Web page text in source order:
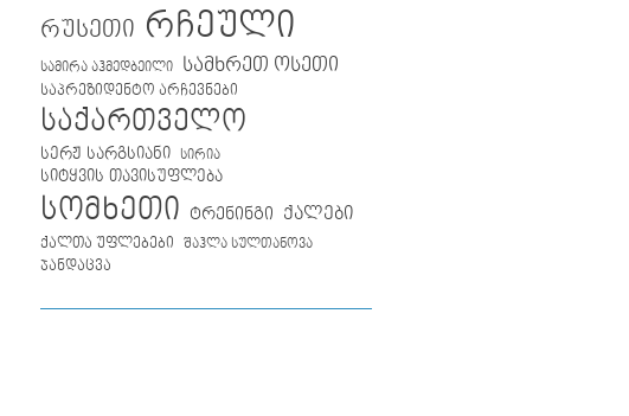
რუსეთი რჩეული
სამირა აჰმედბეილი სამხრეთ ოსეთი
საპრეზიდენტო არჩევნები
საქართველო
სერჟ სარგსიანი სირია
სიტყვის თავისუფლება
სომხეთი ტრენინგი ქალები
ქალთა უფლებები შაჰლა სულთანოვა
ჯანდაცვა